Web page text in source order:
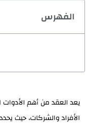
الفهرس
يعد العقد من أهم الأدوات
الأفراد والشركات، حيث